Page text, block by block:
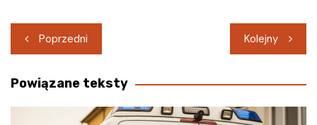
Nawigacja
wpisu
Poprzedni Kolejny
Powiązane teksty